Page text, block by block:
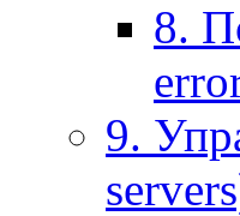
8.
9.